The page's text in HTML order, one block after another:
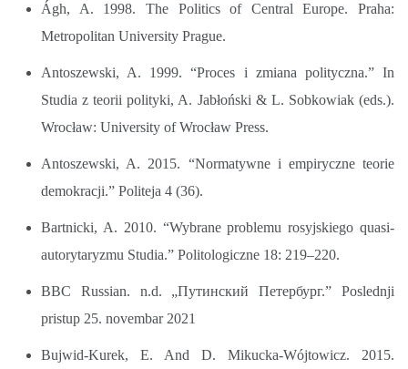
Ágh, A. 1998. The Politics of Central Europe. Praha:
Metropolitan University Prague.
Antoszewski, A. 1999. “Proces i zmiana polityczna.” In
Studia z teorii polityki, A. Jabłoński & L. Sobkowiak (eds.).
Wrocław: University of Wrocław Press.
Antoszewski, A. 2015. “Normatywne i empiryczne teorie
demokracji.” Politeja 4 (36).
Bartnicki, A. 2010. “Wybrane problemu rosyjskiego quasi-
autorytaryzmu Studia.” Politologiczne 18: 219–220.
BBC Russian. n.d. „Путинский Петербург.” Poslednji
pristup 25. novembar 2021
Bujwid-Kurek, E. And D. Mikucka-Wójtowicz. 2015.